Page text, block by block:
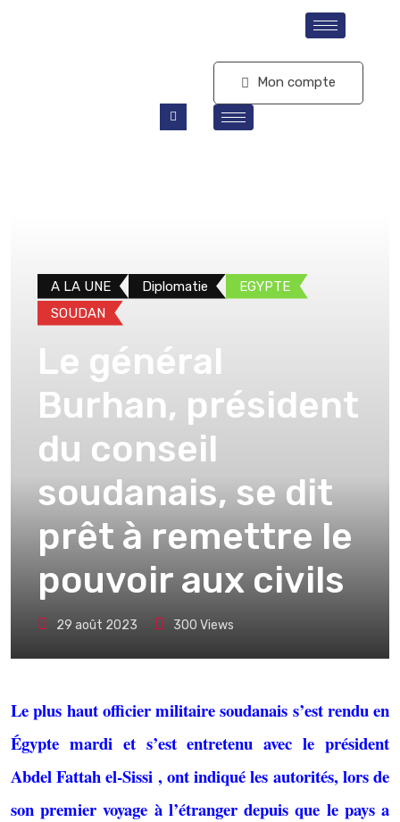
Mon compte
A LA UNE Diplomatie
EGYPTE
SOUDAN
Le général
Burhan, président
du conseil
soudanais, se dit
prêt à remettre le
pouvoir aux civils
29 août 2023 300 Views
Le plus haut officier militaire soudanais s’est rendu en
Égypte mardi et s’est entretenu avec le président
Abdel Fattah el-Sissi , ont indiqué les autorités, lors de
son premier voyage à l’étranger depuis que le pays a